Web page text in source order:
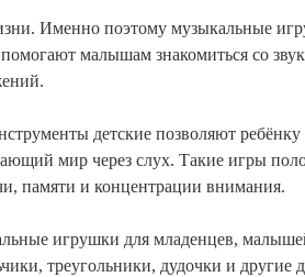
Именно поэтому музыкальные
малышам знакомиться со
детские позволяют ребёнку
мир через слух. Такие игры
памяти и концентрации внимания.
игрушки для младенцев,
треугольники, дудочки и другие